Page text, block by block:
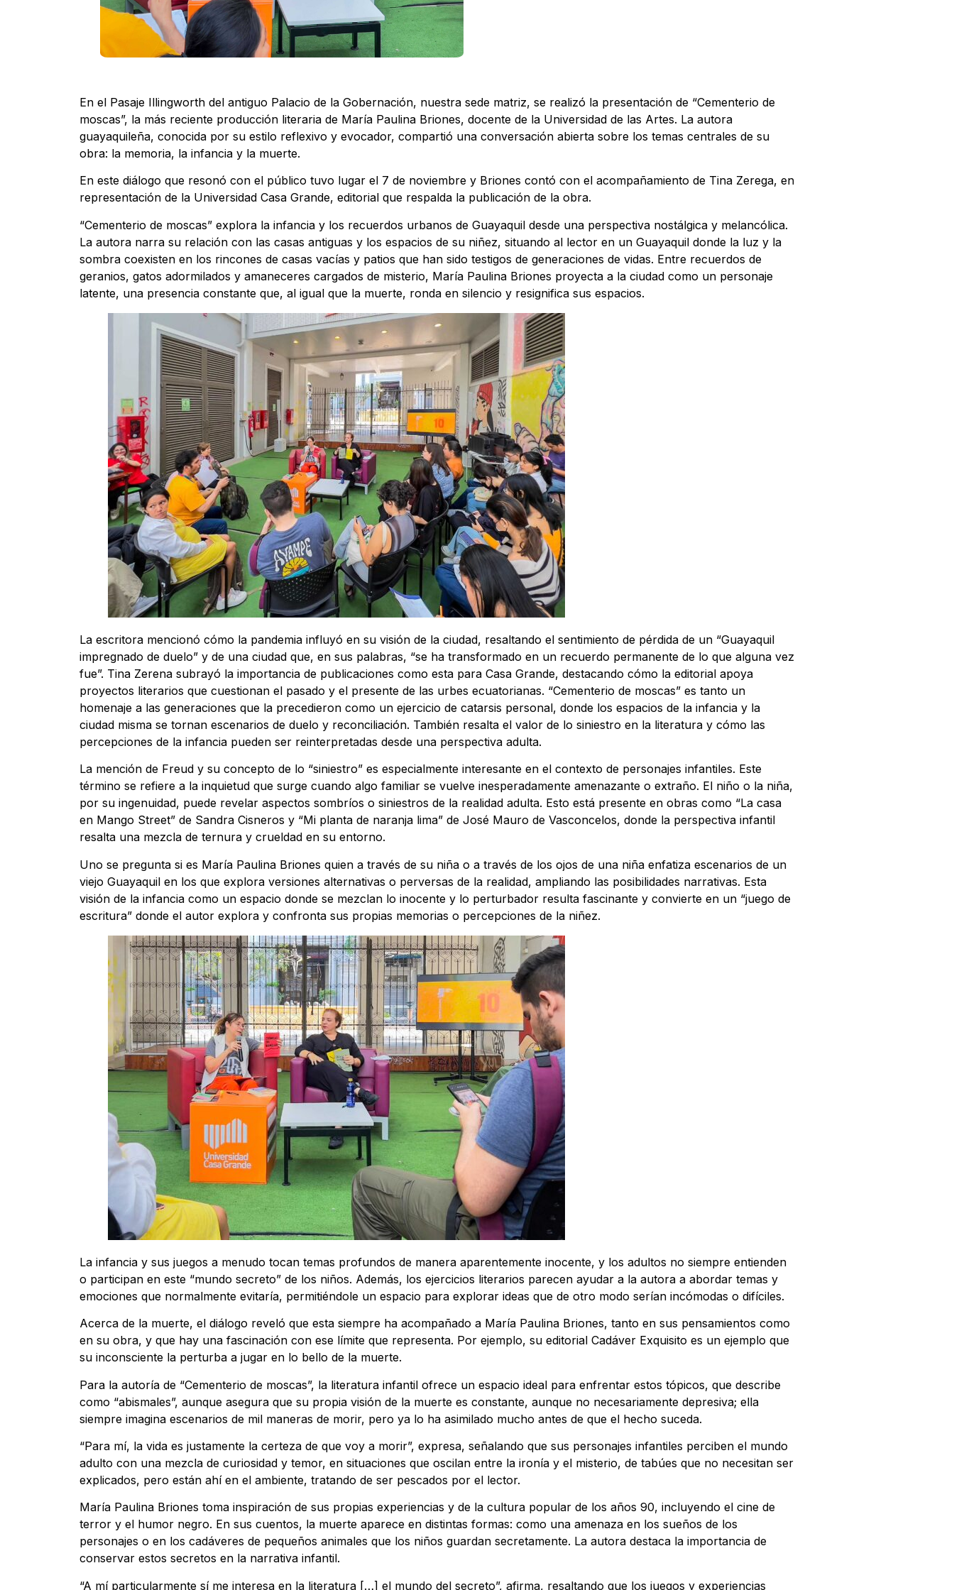
En el Pasaje Illingworth del antiguo Palacio de la Gobernación, nuestra sede matriz, se realizó la presentación de “Cementerio de
moscas”, la más reciente producción literaria de María Paulina Briones, docente de la Universidad de las Artes. La autora
guayaquileña, conocida por su estilo reflexivo y evocador, compartió una conversación abierta sobre los temas centrales de su
obra: la memoria, la infancia y la muerte.
En este diálogo que resonó con el público tuvo lugar el 7 de noviembre y Briones contó con el acompañamiento de Tina Zerega, en
representación de la Universidad Casa Grande, editorial que respalda la publicación de la obra.
“Cementerio de moscas” explora la infancia y los recuerdos urbanos de Guayaquil desde una perspectiva nostálgica y melancólica.
La autora narra su relación con las casas antiguas y los espacios de su niñez, situando al lector en un Guayaquil donde la luz y la
sombra coexisten en los rincones de casas vacías y patios que han sido testigos de generaciones de vidas. Entre recuerdos de
geranios, gatos adormilados y amaneceres cargados de misterio, María Paulina Briones proyecta a la ciudad como un personaje
latente, una presencia constante que, al igual que la muerte, ronda en silencio y resignifica sus espacios.
La escritora mencionó cómo la pandemia influyó en su visión de la ciudad, resaltando el sentimiento de pérdida de un “Guayaquil
impregnado de duelo” y de una ciudad que, en sus palabras, “se ha transformado en un recuerdo permanente de lo que alguna vez
fue”. Tina Zerena subrayó la importancia de publicaciones como esta para Casa Grande, destacando cómo la editorial apoya
proyectos literarios que cuestionan el pasado y el presente de las urbes ecuatorianas. “Cementerio de moscas” es tanto un
homenaje a las generaciones que la precedieron como un ejercicio de catarsis personal, donde los espacios de la infancia y la
ciudad misma se tornan escenarios de duelo y reconciliación. También resalta el valor de lo siniestro en la literatura y cómo las
percepciones de la infancia pueden ser reinterpretadas desde una perspectiva adulta.
La mención de Freud y su concepto de lo “siniestro” es especialmente interesante en el contexto de personajes infantiles. Este
término se refiere a la inquietud que surge cuando algo familiar se vuelve inesperadamente amenazante o extraño. El niño o la niña,
por su ingenuidad, puede revelar aspectos sombríos o siniestros de la realidad adulta. Esto está presente en obras como “La casa
en Mango Street” de Sandra Cisneros y “Mi planta de naranja lima” de José Mauro de Vasconcelos, donde la perspectiva infantil
resalta una mezcla de ternura y crueldad en su entorno.
Uno se pregunta si es María Paulina Briones quien a través de su niña o a través de los ojos de una niña enfatiza escenarios de un
viejo Guayaquil en los que explora versiones alternativas o perversas de la realidad, ampliando las posibilidades narrativas. Esta
visión de la infancia como un espacio donde se mezclan lo inocente y lo perturbador resulta fascinante y convierte en un “juego de
escritura” donde el autor explora y confronta sus propias memorias o percepciones de la niñez.
La infancia y sus juegos a menudo tocan temas profundos de manera aparentemente inocente, y los adultos no siempre entienden
o participan en este “mundo secreto” de los niños. Además, los ejercicios literarios parecen ayudar a la autora a abordar temas y
emociones que normalmente evitaría, permitiéndole un espacio para explorar ideas que de otro modo serían incómodas o difíciles.
Acerca de la muerte, el diálogo reveló que esta siempre ha acompañado a María Paulina Briones, tanto en sus pensamientos como
en su obra, y que hay una fascinación con ese límite que representa. Por ejemplo, su editorial Cadáver Exquisito es un ejemplo que
su inconsciente la perturba a jugar en lo bello de la muerte.
Para la autoría de “Cementerio de moscas”, la literatura infantil ofrece un espacio ideal para enfrentar estos tópicos, que describe
como “abismales”, aunque asegura que su propia visión de la muerte es constante, aunque no necesariamente depresiva; ella
siempre imagina escenarios de mil maneras de morir, pero ya lo ha asimilado mucho antes de que el hecho suceda.
“Para mí, la vida es justamente la certeza de que voy a morir”, expresa, señalando que sus personajes infantiles perciben el mundo
adulto con una mezcla de curiosidad y temor, en situaciones que oscilan entre la ironía y el misterio, de tabúes que no necesitan ser
explicados, pero están ahí en el ambiente, tratando de ser pescados por el lector.
María Paulina Briones toma inspiración de sus propias experiencias y de la cultura popular de los años 90, incluyendo el cine de
terror y el humor negro. En sus cuentos, la muerte aparece en distintas formas: como una amenaza en los sueños de los
personajes o en los cadáveres de pequeños animales que los niños guardan secretamente. La autora destaca la importancia de
conservar estos secretos en la narrativa infantil.
“A mí particularmente sí me interesa en la literatura […] el mundo del secreto”, afirma, resaltando que los juegos y experiencias